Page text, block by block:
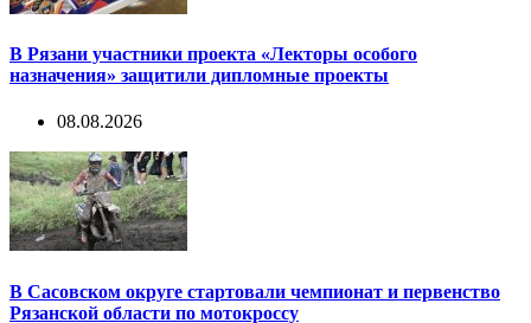
В Рязани участники проекта «Лекторы особого
назначения» защитили дипломные проекты
08.08.2026
В Сасовском округе стартовали чемпионат и первенство
Рязанской области по мотокроссу